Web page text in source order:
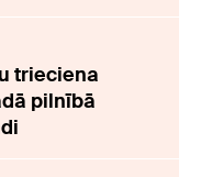
trieciena
pilnībā